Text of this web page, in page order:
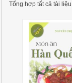
Tổng hợp tất cả tài